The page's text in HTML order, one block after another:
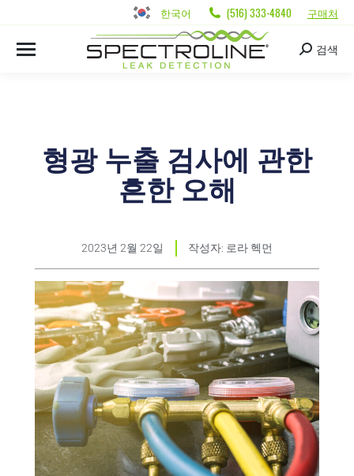
한국어 (516) 333-4840 구매처
검색
형광 누출 검사에 관한
흔한 오해
2023년 2월 22일 작성자: 로라 헥먼